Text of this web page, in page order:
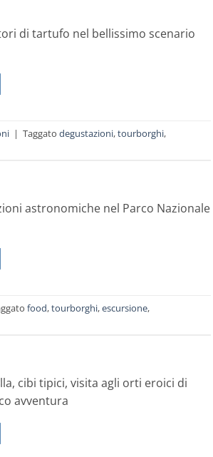
di tartufo nel bellissimo scenario
| Taggato degustazioni,tourborghi,
astronomiche nel Parco Nazionale
food,tourborghi,escursione,
cibi tipici, visita agli orti eroici di
avventura